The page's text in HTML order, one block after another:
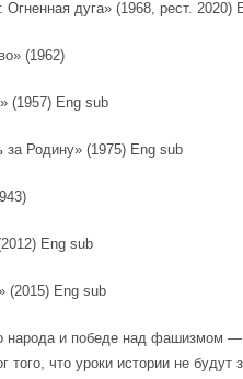
дуга» (1968, рест. 2020)
(1962)
(1957) Eng sub
Родину» (1975) Eng sub
Eng sub
(2015) Eng sub
народа и победе над фашизмом —
что уроки истории не будут